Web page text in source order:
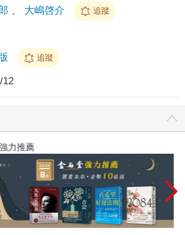
、 大嶋啓介 追蹤
追蹤
12
力推薦